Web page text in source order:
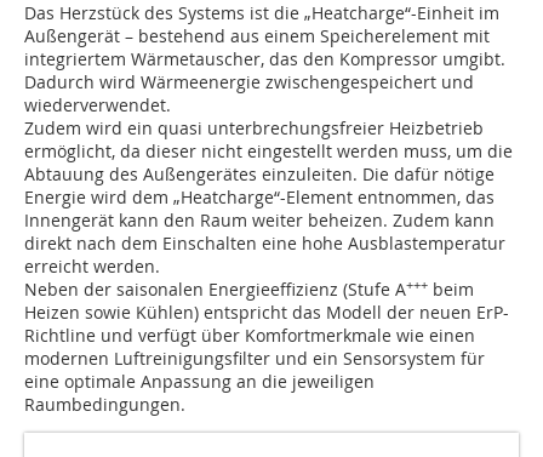
Das Herzstück des Systems ist die „Heatcharge“-Einheit im
Außengerät – bestehend aus einem Speicherelement mit
integriertem Wärmetauscher, das den Kompressor umgibt.
Dadurch wird Wärmeenergie zwischengespeichert und
wiederverwendet.
Zudem wird ein quasi unterbrechungsfreier Heizbetrieb
ermöglicht, da dieser nicht eingestellt werden muss, um die
Abtauung des Außengerätes einzuleiten. Die dafür nötige
Energie wird dem „Heatcharge“-Element entnommen, das
Innengerät kann den Raum weiter beheizen. Zudem kann
direkt nach dem Einschalten eine hohe Ausblas­temperatur
erreicht werden.
Neben der saisonalen Energieeffizienz (Stufe A+++ beim
Heizen sowie Kühlen) entspricht das Modell der neuen ErP-
Richtline und verfügt über Komfortmerkmale wie einen
modernen Luftreinigungsfilter und ein Sensorsystem für
eine optimale Anpassung an die jeweiligen
Raumbedingungen.